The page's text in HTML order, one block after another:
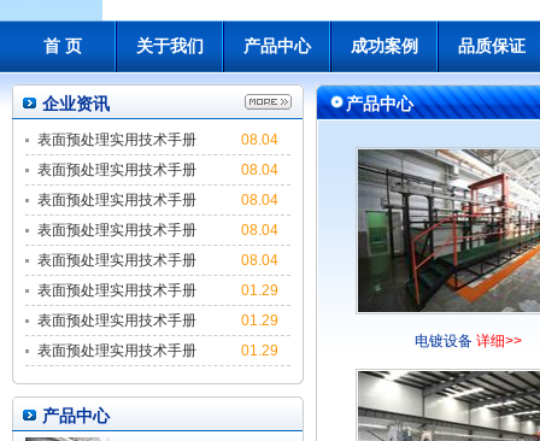
首 页 关于我们 产品中心 成功案例 品质保证
企业资讯
08.04
表面预处理实用技术手册
9
08.04
表面预处理实用技术手册
8
08.04
表面预处理实用技术手册
7
08.04
表面预处理实用技术手册
6
08.04
表面预处理实用技术手册
5
01.29
表面预处理实用技术手册
4
01.29
表面预处理实用技术手册
3
01.29
表面预处理实用技术手册
2
产品中心
产品中心
电镀设备 详细>>